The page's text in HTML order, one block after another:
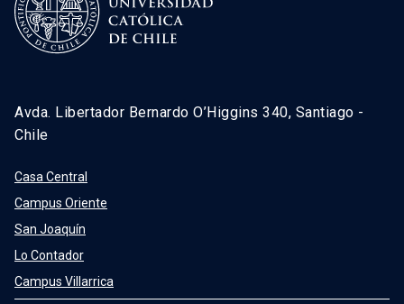
Avda. Libertador Bernardo O’Higgins 340, Santiago -
Chile
Casa Central
Campus Oriente
San Joaquín
Lo Contador
Campus Villarrica